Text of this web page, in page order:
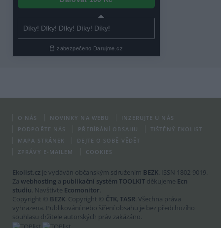
O NÁS NOVINKY NA WEBU
INZERUJTE U NÁS
PODPOŘTE NÁS
PŘEBÍRÁNÍ OBSAHU
TIŠTĚNÝ EKOLIST
MAPA STRÁNEK
DEJTE O SOBĚ VĚDĚT
ZPRÁVY E-MAILEM
COOKIES
Ekolist.cz je vydáván občanským sdružením BEZK. ISSN 1802-9019.
Za webhosting a publikační systém TOOLKIT děkujeme Ecn
studiu. Navštivte Ecomonitor.
Copyright © BEZK. Copyright © ČTK, TASR. Všechna práva
vyhrazena. Publikování nebo šíření obsahu je bez předchozího
souhlasu držitele autorských práv zakázáno.